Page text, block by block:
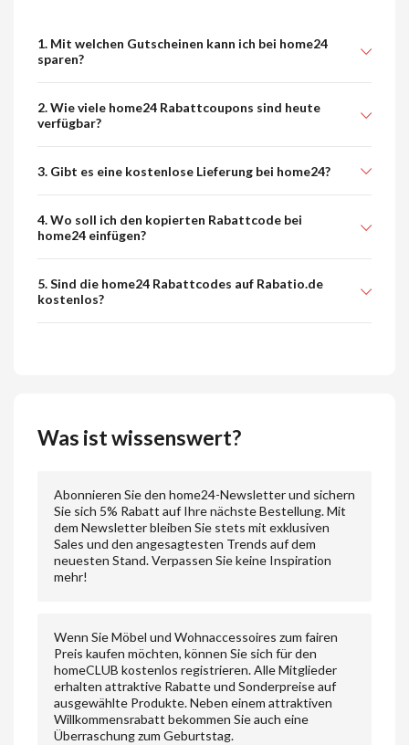
1. Mit welchen Gutscheinen kann ich bei home24
sparen?
2. Wie viele home24 Rabattcoupons sind heute
verfügbar?
3. Gibt es eine kostenlose Lieferung bei home24?
4. Wo soll ich den kopierten Rabattcode bei
home24 einfügen?
5. Sind die home24 Rabattcodes auf Rabatio.de
kostenlos?
Was ist wissenswert?
Abonnieren Sie den home24-Newsletter und sichern
Sie sich 5% Rabatt auf Ihre nächste Bestellung. Mit
dem Newsletter bleiben Sie stets mit exklusiven
Sales und den angesagtesten Trends auf dem
neuesten Stand. Verpassen Sie keine Inspiration
mehr!
Wenn Sie Möbel und Wohnaccessoires zum fairen
Preis kaufen möchten, können Sie sich für den
homeCLUB kostenlos registrieren. Alle Mitglieder
erhalten attraktive Rabatte und Sonderpreise auf
ausgewählte Produkte. Neben einem attraktiven
Willkommensrabatt bekommen Sie auch eine
Überraschung zum Geburtstag.